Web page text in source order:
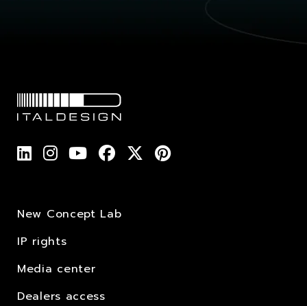
New Concept Lab
IP rights
Media center
Dealers access